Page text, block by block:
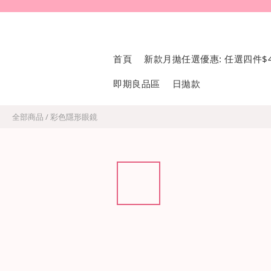
首頁 新款月拋任選優惠: 任選四件
即期良品區 日拋款
全部商品 /彩色隱形眼鏡